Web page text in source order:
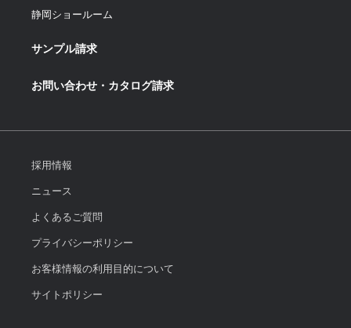
静岡ショールーム
サンプル請求
お問い合わせ・カタログ請求
採用情報
ニュース
よくあるご質問
プライバシーポリシー
お客様情報の利用目的について
サイトポリシー